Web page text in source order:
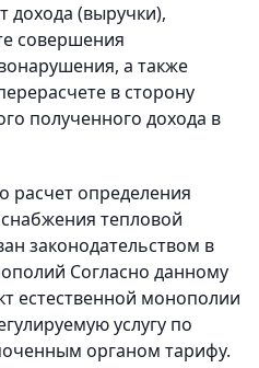
дохода (выручки),
совершения
а также
в сторону
полученного дохода в
расчет определения
тепловой
законодательством в
Согласно данному
естественной монополии
услугу по
органом тарифу.